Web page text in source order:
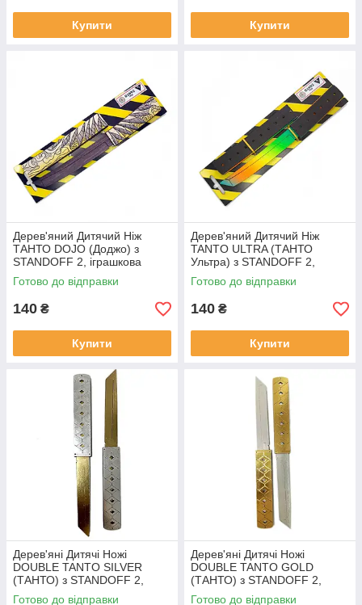
Купити Купити
Дерев'яний Дитячий Ніж
ТАНТО DOJO (Доджо) з
STANDOFF 2, іграшкова
зброя
Готово до відправки
140 ₴
Купити
Дерев'яний Дитячий Ніж
TANTO ULTRA (ТАНТО
Ультра) з STANDOFF 2,
іграшкова зброя
Готово до відправки
140 ₴
Купити
Дерев'яні Дитячі Ножі
DOUBLE TANTO SILVER
(ТАНТО) з STANDOFF 2,
іграшкова зброя
Готово до відправки
Дерев'яні Дитячі Ножі
DOUBLE TANTO GOLD
(ТАНТО) з STANDOFF 2,
іграшкова зброя
Готово до відправки